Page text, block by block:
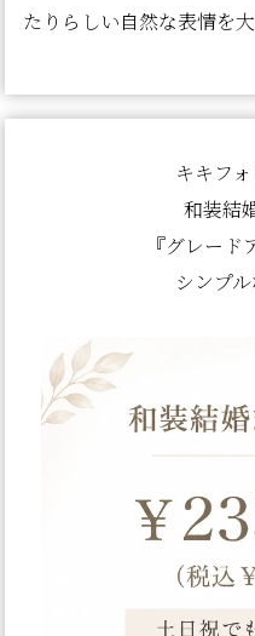
たりらしい自然な表情を大
キキフ
和装結
『グレード
シンプ